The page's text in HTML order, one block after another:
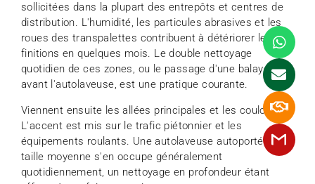
sollicitées dans la plupart des entrepôts et centres de
distribution. L'humidité, les particules abrasives et les
roues des transpalettes contribuent à détériorer les
finitions en quelques mois. Le double nettoyage
quotidien de ces zones, ou le passage d'une balayeuse
avant l'autolaveuse, est une pratique courante.
Viennent ensuite les allées principales et les couloirs.
L'accent est mis sur le trafic piétonnier et les
équipements roulants. Une autolaveuse autoportée de
taille moyenne s'en occupe généralement
quotidiennement, un nettoyage en profondeur étant